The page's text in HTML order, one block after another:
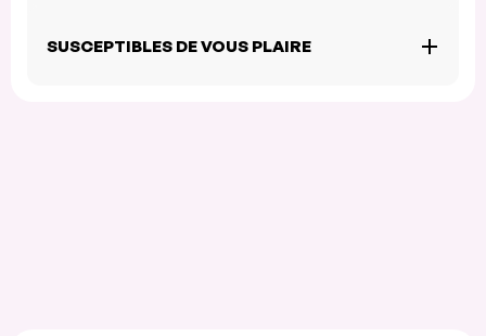
SUSCEPTIBLES DE VOUS PLAIRE